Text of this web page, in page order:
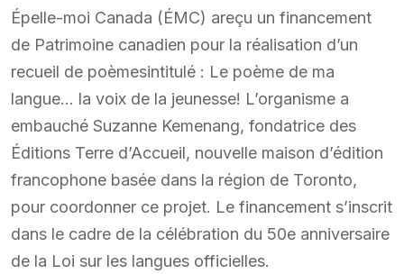
Épelle-moi Canada (ÉMC) areçu un financement
de Patrimoine canadien pour la réalisation d’un
recueil de poèmesintitulé : Le poème de ma
langue… la voix de la jeunesse! L’organisme a
embauché Suzanne Kemenang, fondatrice des
Éditions Terre d’Accueil, nouvelle maison d’édition
francophone basée dans la région de Toronto,
pour coordonner ce projet. Le financement s’inscrit
dans le cadre de la célébration du 50e anniversaire
de la Loi sur les langues officielles.